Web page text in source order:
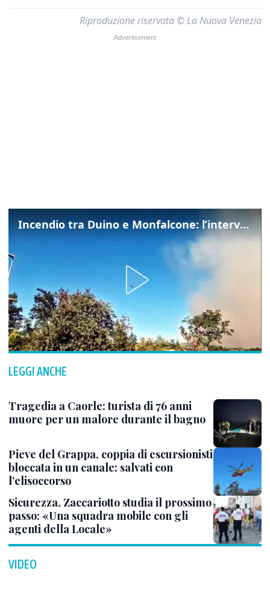
Riproduzione riservata © La Nuova Venezia
Incendio tra Duino e Monfalcone: l’intervento dei vigili del fuoco
LEGGI ANCHE
Tragedia a Caorle: turista di 76 anni
muore per un malore durante il bagno
Pieve del Grappa, coppia di escursionisti
bloccata in un canale: salvati con
l’elisoccorso
Sicurezza, Zaccariotto studia il prossimo
passo: «Una squadra mobile con gli
agenti della Locale»
VIDEO